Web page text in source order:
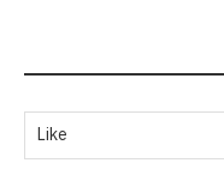
Like